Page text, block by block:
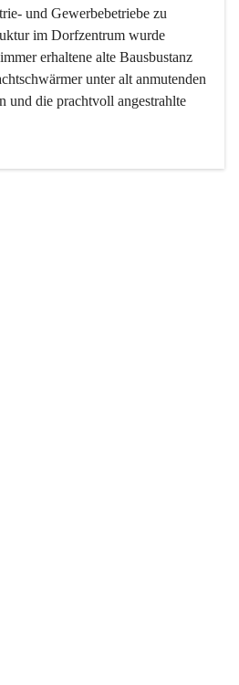
und Gewerbebetriebe zu
im Dorfzentrum wurde
erhaltene alte Bausbustanz
unter alt anmutenden
und die prachtvoll angestrahlte
nicht mehr, ist aber integrativer